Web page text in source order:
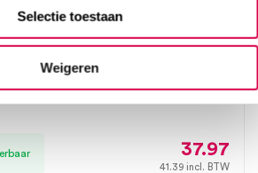
Selectie toestaan
Weigeren
maat 4, 10.75cm x
37.97
41.39 incl. BTW